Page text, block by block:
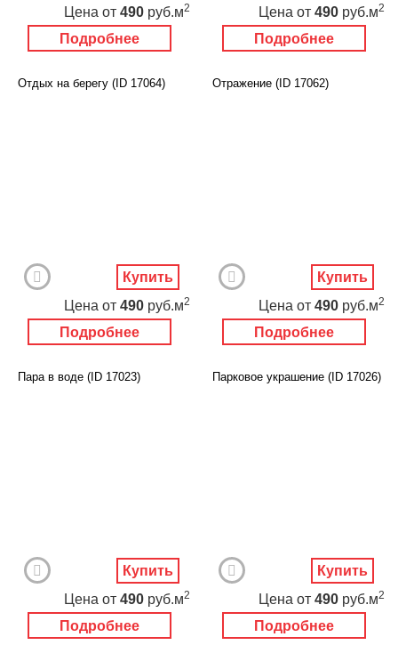
Подробнее
Цена от 490 руб.м2
Подробнее
Цена от 490 руб.м2
Отдых на берегу (ID 17064)
Подробнее
Цена от 490 руб.м2
Купить
Отражение (ID 17062)
Подробнее
Цена от 490 руб.м2
Купить
Пара в воде (ID 17023)
Подробнее
Цена от 490 руб.м2
Купить
Парковое украшение (ID 17026)
Подробнее
Цена от 490 руб.м2
Купить